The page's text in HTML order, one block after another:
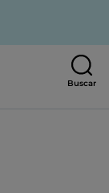
Buscar